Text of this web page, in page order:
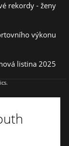
rekordy - ženy
výkonu
listina 2025